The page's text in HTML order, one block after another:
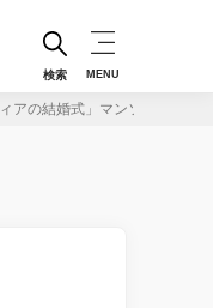
検索 MENU
アの結婚式」マンソリーの